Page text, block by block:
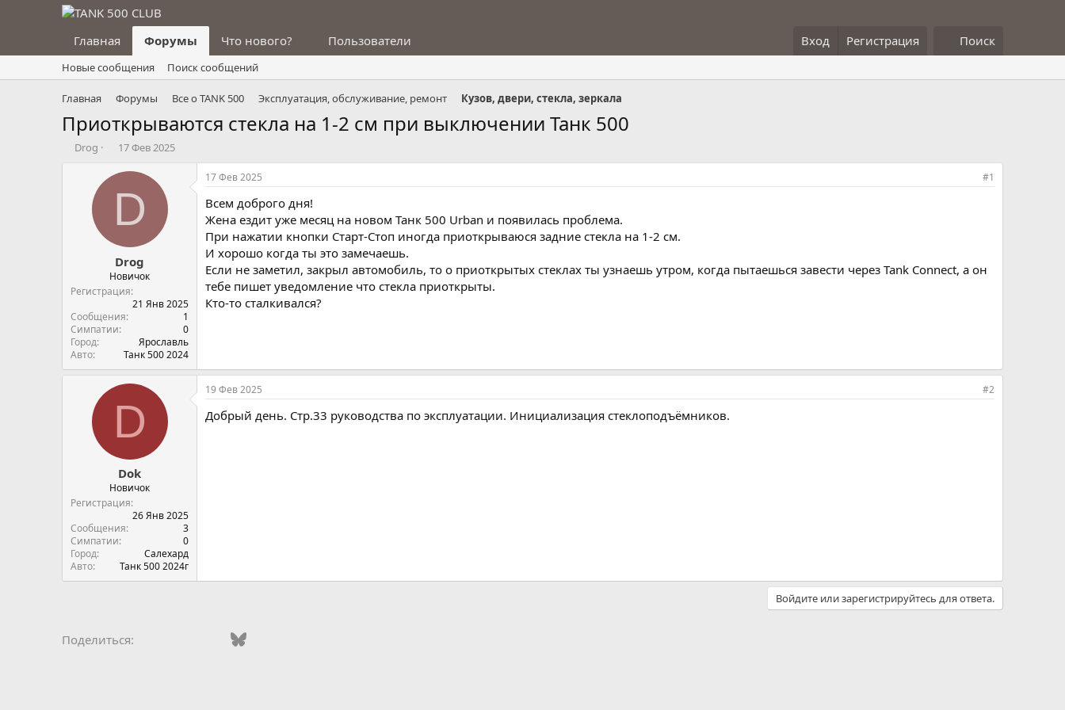
Главная Форумы Что нового? Пользователи Вход Регистрация Поиск
Новые сообщения Поиск сообщений
Главная Форумы Все о TANK 500 Эксплуатация, обслуживание, ремонт Кузов, двери, стекла, зеркала
Приоткрываются стекла на 1-2 см при выключении Танк 500
А
Drog
Д
т
а
а
л
а
17 Фев 2025
D
Drog
Новичок
Регистрация
21 Янв 2025
Сообщения
1
Симпатии
0
Город
Ярославль
Авто
Танк 500 2024
17 Фев 2025 #1
Всем доброго дня!
Жена ездит уже месяц на новом Танк 500 Urban и появилась проблема.
При нажатии кнопки Старт-Стоп иногда приоткрываюся задние стекла на 1-2 см.
И хорошо когда ты это замечаешь.
Если не заметил, закрыл автомобиль, то о приоткрытых стеклах ты узнаешь утром, когда пытаешься завести через Tank Connect, а он
тебе пишет уведомление что стекла приоткрыты.
Кто-то сталкивался?
D
Dok
Новичок
Регистрация
26 Янв 2025
Сообщения
3
Симпатии
0
Город
Салехард
Авто
Танк 500 2024г
19 Фев 2025 #2
Добрый день. Стр.33 руководства по эксплуатации. Инициализация стеклоподъёмников.
Войдите или зарегистрируйтесь для ответа.
Поделиться: Odnoklassniki
Mail.ruBluesky